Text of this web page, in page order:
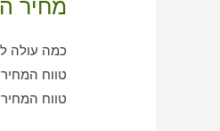
מחיר
כמה עולה להוביל דירה חדר
טווח המחירים
טווח המחירים לאריזה